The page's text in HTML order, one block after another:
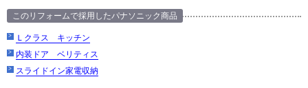
このリフォームで採用したパナソニック商品
Ｌクラス キッチン
内装ドア ベリティス
スライドイン家電収納